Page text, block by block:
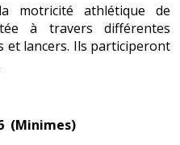
motricité athlétique de
à travers différentes
et lancers. Ils participeront
(Minimes)